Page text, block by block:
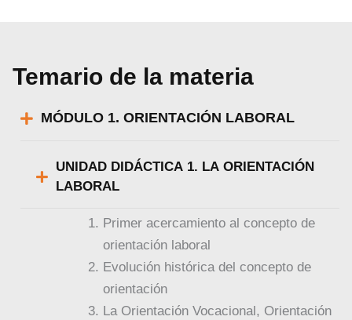
Temario de la materia
MÓDULO 1. ORIENTACIÓN LABORAL
UNIDAD DIDÁCTICA 1. LA ORIENTACIÓN
LABORAL
Primer acercamiento al concepto de
orientación laboral
Evolución histórica del concepto de
orientación
La Orientación Vocacional, Orientación